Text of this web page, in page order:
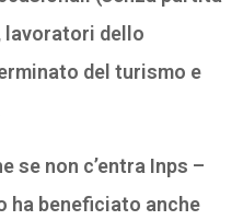
lavoratori dello
del turismo e
se non c’entra Inps –
ha beneficiato anche